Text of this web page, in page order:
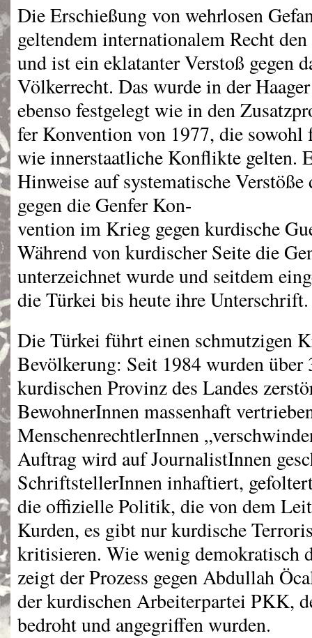
Die Erschießung von wehrlosen
geltendem internationalem Recht
und ist ein eklatanter Verstoß gegen
Völkerrecht. Das wurde in der
ebenso festgelegt wie in den
fer Konvention von 1977, die sowohl
wie innerstaatliche Konflikte gelten.
Hinweise auf systematische
gegen die Genfer Kon-
vention im Krieg gegen kurdische
Während von kurdischer Seite die
unterzeichnet wurde und seitdem
die Türkei bis heute ihre Unterschrift.
Die Türkei führt einen schmutzigen
Bevölkerung: Seit 1984 wurden über
kurdischen Provinz des Landes
BewohnerInnen massenhaft
MenschenrechtlerInnen
Auftrag wird auf JournalistInnen
SchriftstellerInnen inhaftiert,
die offizielle Politik, die von dem
Kurden, es gibt nur kurdische
kritisieren. Wie wenig demokratisch
zeigt der Prozess gegen Abdullah
der kurdischen Arbeiterpartei PKK,
bedroht und angegriffen wurden.